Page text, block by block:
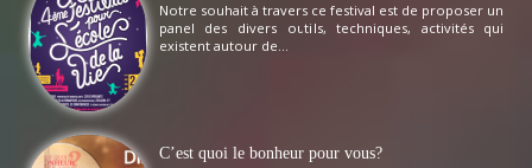
Notre souhait à travers ce festival est de proposer un
panel des divers outils, techniques, activités qui
existent autour de...
C’est quoi le bonheur pour vous?